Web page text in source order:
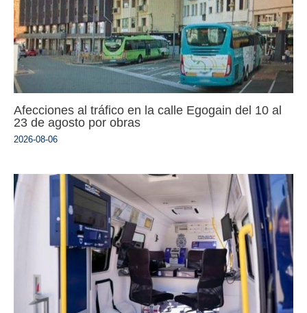
Afecciones al tráfico en la calle Egogain del 10 al
23 de agosto por obras
2026-08-06